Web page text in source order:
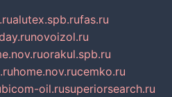
alutex.spb.rufas.ru
novoizol.ru
orakul.spb.ru
home.nov.rucemko.ru
bicom-oil.rusuperiorsearch.ru